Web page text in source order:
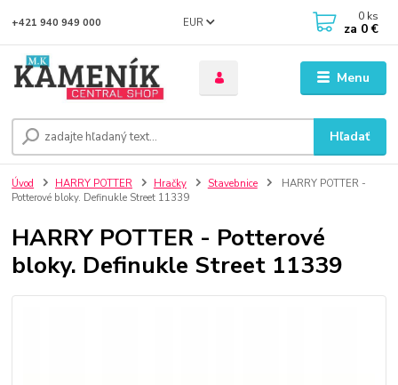
Menu
EUR
Hľadať
+421 940 949 000 0 ks
za 0 €
Úvod HARRY POTTER Hračky Stavebnice
HARRY POTTER -
Potterové bloky. Definukle Street 11339
HARRY POTTER - Potterové
bloky. Definukle Street 11339